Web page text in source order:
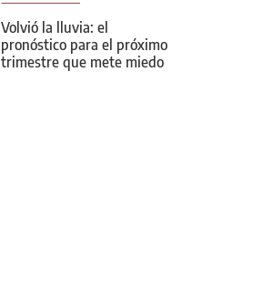
Volvió la lluvia: el
pronóstico para el próximo
trimestre que mete miedo